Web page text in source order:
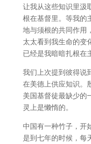
让我从这些知识里汲
根在基督里。等我的
地与须根的共同作用
太太看到我生命的变
已经是我暗暗扎根在
我们上次提到彼得说
在美德上供应知识。
美国基督徒最缺少的
灵上是懒惰的。
中国有一种竹子，开
是到七年的时候，每